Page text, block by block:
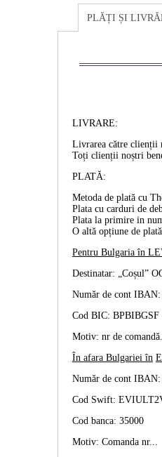
PLĂȚI ȘI
LIVRARE:
Livrarea către clienții
Toți clienții noștri
PLATĂ:
Metoda de plată cu
Plata cu carduri de
Plata la primire in
O altă opțiune de
Pentru Bulgaria în
Destinatar: „Coșul”
Număr de cont
Cod BIC:
Motiv: nr de
În afara Bulgariei în
Număr de cont
Cod Swift:
Cod banca: 35000
Motiv: Comanda nr...